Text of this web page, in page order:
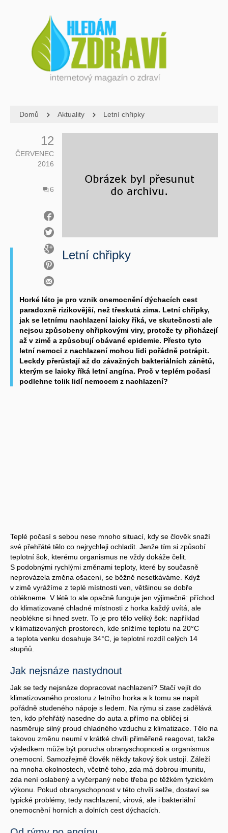
Domů Aktuality Letní chřipky
12
ČERVENEC
2016
6
Letní chřipky
Horké léto je pro vznik onemocnění dýchacích cest
paradoxně rizikovější, než třeskutá zima. Letní chřipky,
jak se letnímu nachlazení laicky říká, ve skutečnosti ale
nejsou způsobeny chřipkovými viry, protože ty přicházejí
až v zimě a způsobují obávané epidemie. Přesto tyto
letní nemoci z nachlazení mohou lidi pořádně potrápit.
Leckdy přerůstají až do závažných bakteriálních zánětů,
kterým se laicky říká letní angína. Proč v teplém počasí
podlehne tolik lidí nemocem z nachlazení?
Teplé počasí s sebou nese mnoho situací, kdy se člověk snaží
své přehřáté tělo co nejrychleji ochladit. Jenže tím si způsobí
teplotní šok, kterému organismus ne vždy dokáže čelit.
S podobnými rychlými změnami teploty, které by současně
neprovázela změna ošacení, se běžně nesetkáváme. Když
v zimě vyrážíme z teplé místnosti ven, většinou se dobře
oblékneme. V létě to ale opačně funguje jen výjimečně: příchod
do klimatizované chladné místnosti z horka každý uvítá, ale
neoblékne si hned svetr. To je pro tělo veliký šok: například
v klimatizovaných prostorech, kde snížíme teplotu na 20°C
a teplota venku dosahuje 34°C, je teplotní rozdíl celých 14
stupňů.
Jak nejsnáze nastydnout
Jak se tedy nejsnáze dopracovat nachlazení? Stačí vejít do
klimatizovaného prostoru z letního horka a k tomu se napít
pořádně studeného nápoje s ledem. Na rýmu si zase zadělává
ten, kdo přehřátý nasedne do auta a přímo na obličej si
nasměruje silný proud chladného vzduchu z klimatizace. Tělo na
takovou změnu neumí v krátké chvíli přiměřeně reagovat, takže
výsledkem může být porucha obranyschopnosti a organismus
onemocní. Samozřejmě člověk někdy takový šok ustojí. Záleží
na mnoha okolnostech, včetně toho, zda má dobrou imunitu,
zda není oslabený a vyčerpaný nebo třeba po těžkém fyzickém
výkonu. Pokud obranyschopnost v této chvíli selže, dostaví se
typické problémy, tedy nachlazení, virová, ale i bakteriální
onemocnění horních a dolních cest dýchacích.